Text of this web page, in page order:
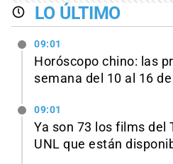
LO ÚLTIMO
09:01
Horóscopo chino: las
semana del 10 al 16
09:01
Ya son 73 los films del
UNL que están